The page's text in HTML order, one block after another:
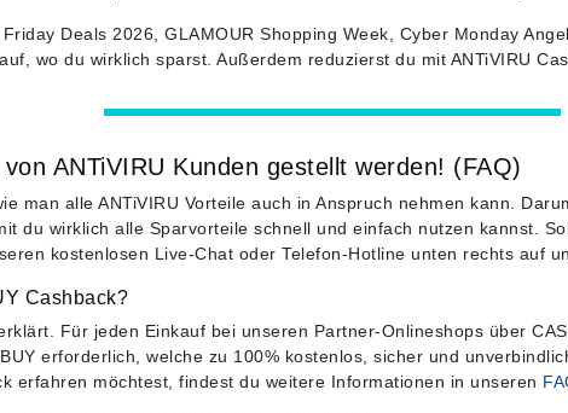
Deals 2026, GLAMOUR Shopping Week, Cyber Monday
wo du wirklich sparst. Außerdem reduzierst du mit ANTiVIRU
ANTiVIRU Kunden gestellt werden! (FAQ)
man alle ANTiVIRU Vorteile auch in Anspruch nehmen kann.
du wirklich alle Sparvorteile schnell und einfach nutzen kannst.
kostenlosen Live-Chat oder Telefon-Hotline unten rechts auf
Cashback?
Für jeden Einkauf bei unseren Partner-Onlineshops über
erforderlich, welche zu 100% kostenlos, sicher und
erfahren möchtest, findest du weitere Informationen in unseren